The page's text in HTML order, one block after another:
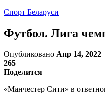
Спорт Беларуси
Футбол. Лига
Опубликовано Апр 14, 2022
265
Поделится
«Манчестер Сити» в